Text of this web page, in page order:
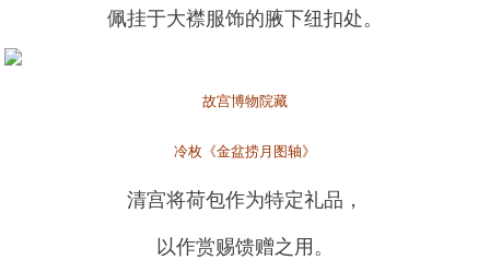
佩挂于大襟服饰的腋下纽扣处。
故宫博物院藏
冷枚《金盆捞月图轴》
清宫将荷包作为特定礼品，
以作赏赐馈赠之用。